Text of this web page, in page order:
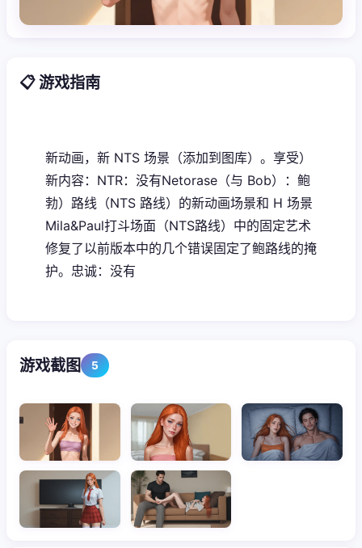
📋 游戏指南
新动画，新 NTS 场景（添加到图库）。享受）
新内容：NTR：没有Netorase（与 Bob）：鲍
勃）路线（NTS 路线）的新动画场景和 H 场景
Mila&Paul打斗场面（NTS路线）中的固定艺术
修复了以前版本中的几个错误固定了鲍路线的掩
护。忠诚：没有
游戏截图 5